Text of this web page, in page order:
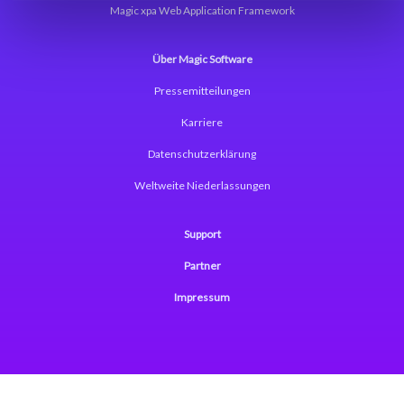
Magic xpa Web Application Framework
Über Magic Software
Pressemitteilungen
Karriere
Datenschutzerklärung
Weltweite Niederlassungen
Support
Partner
Impressum